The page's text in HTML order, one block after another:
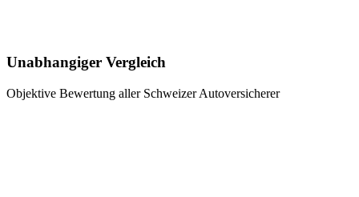
Unabhangiger Vergleich
Objektive Bewertung aller Schweizer Autoversicherer